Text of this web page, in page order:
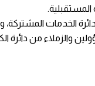
المستقبلية.
الخدمات المشتركة،
والزملاء من دائرة